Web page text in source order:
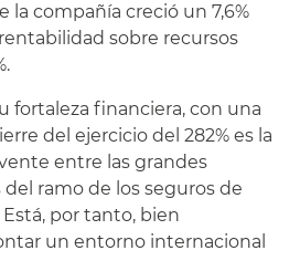
la compañía creció un 7,6%
sobre recursos
fortaleza financiera, con una
del ejercicio del 282% es la
entre las grandes
ramo de los seguros de
por tanto, bien
un entorno internacional